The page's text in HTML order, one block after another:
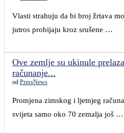
Vlasti strahuju da bi broj žrtava
jutros probijaju kroz srušene …
Ove zemlje su ukinule
računanje...
od PressNews
Promjena zimskog i ljetnjeg
svijeta samo oko 70 zemalja još …